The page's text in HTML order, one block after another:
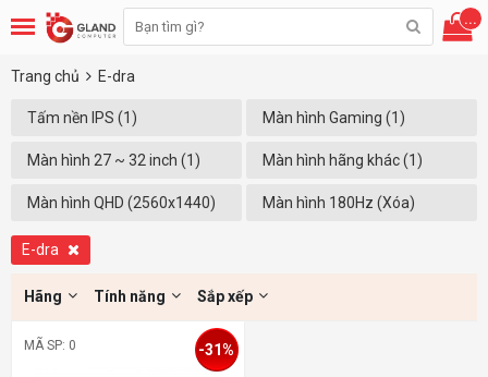
...
Trang chủ E-dra
Tấm nền IPS (1) Màn hình Gaming (1)
Màn hình 27 ~ 32 inch (1) Màn hình hãng khác (1)
Màn hình QHD (2560x1440)
(1)
Màn hình 180Hz (Xóa)
E-dra
Hãng Tính năng Sắp xếp
MÃ SP: 0 -31%